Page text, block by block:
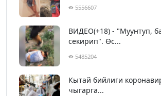
5556607
ВИДЕО(+18) - "Муунтуп,
секирип". Өс...
5485204
Кытай бийлиги
чыгарга...